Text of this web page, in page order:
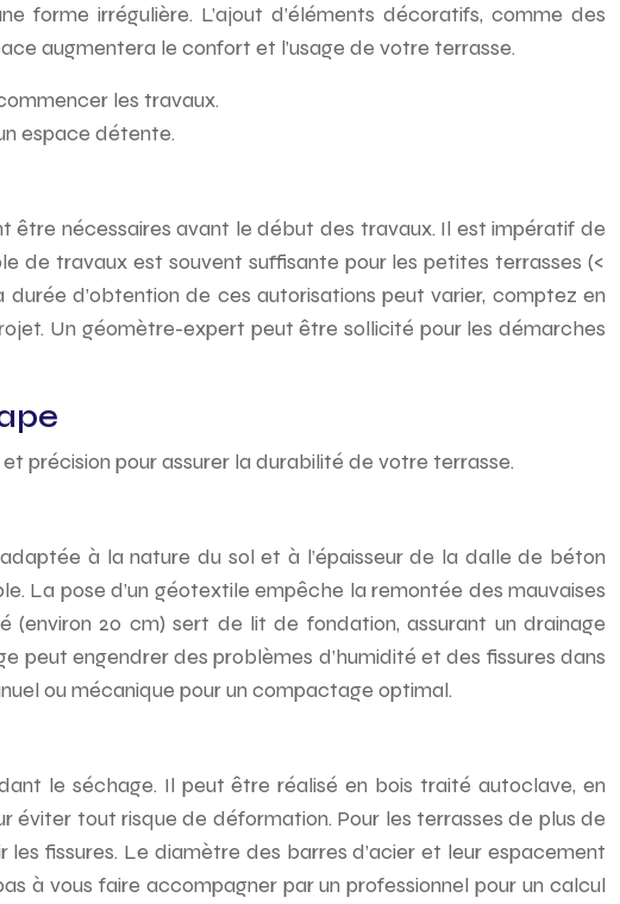
forme irrégulière. L’ajout d’éléments décoratifs, comme des
augmentera le confort et l’usage de votre terrasse.
les travaux.
espace détente.
être nécessaires avant le début des travaux. Il est impératif de
de travaux est souvent suffisante pour les petites terrasses (<
d’obtention de ces autorisations peut varier, comptez en
Un géomètre-expert peut être sollicité pour les démarches
précision pour assurer la durabilité de votre terrasse.
à la nature du sol et à l’épaisseur de la dalle de béton
La pose d’un géotextile empêche la remontée des mauvaises
20 cm) sert de lit de fondation, assurant un drainage
peut engendrer des problèmes d’humidité et des fissures dans
ou mécanique pour un compactage optimal.
le séchage. Il peut être réalisé en bois traité autoclave, en
tout risque de déformation. Pour les terrasses de plus de
fissures. Le diamètre des barres d’acier et leur espacement
à vous faire accompagner par un professionnel pour un calcul